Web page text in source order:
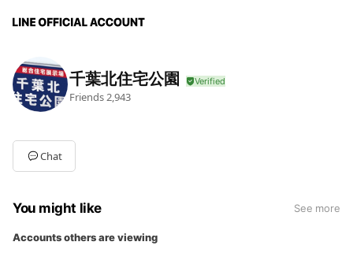
千葉北住宅公園
Friends 2,943
Chat
You might like See more
Accounts others are viewing